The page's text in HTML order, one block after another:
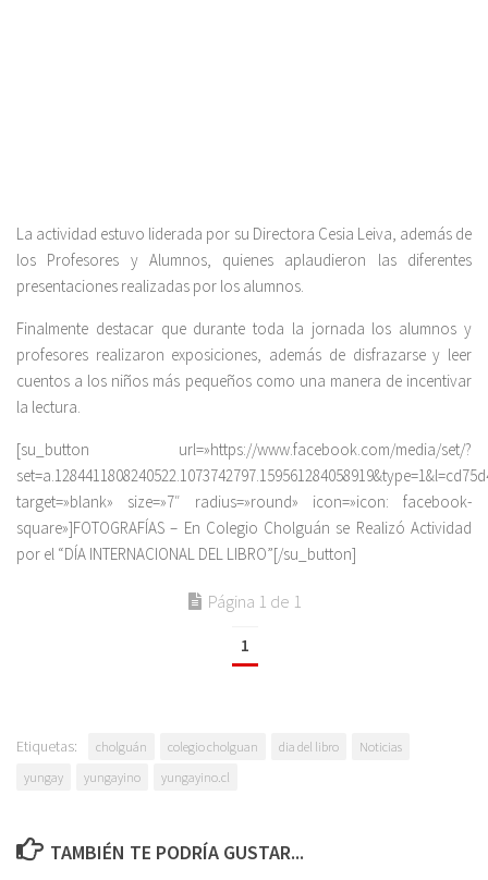
La actividad estuvo liderada por su Directora Cesia Leiva, además de
los Profesores y Alumnos, quienes aplaudieron las diferentes
presentaciones realizadas por los alumnos.
Finalmente destacar que durante toda la jornada los alumnos y
profesores realizaron exposiciones, además de disfrazarse y leer
cuentos a los niños más pequeños como una manera de incentivar
la lectura.
[su_button url=»https://www.facebook.com/media/set/?
target=»blank» size=»7″ radius=»round» icon=»icon: facebook-
square»]FOTOGRAFÍAS – En Colegio Cholguán se Realizó Actividad
por el “DÍA INTERNACIONAL DEL LIBRO”[/su_button]
Página 1 de 1
1
Etiquetas: cholguán colegio cholguan dia del libro
Noticias
yungay
yungayino yungayino.cl
TAMBIÉN TE PODRÍA GUSTAR...